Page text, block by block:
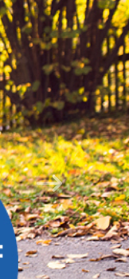
Weiter